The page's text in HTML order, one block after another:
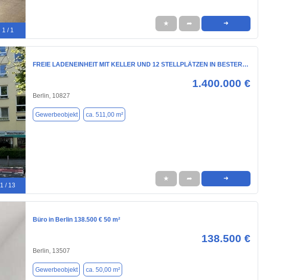
1 / 1
★ ➦ ➜
1 / 13
FREIE LADENEINHEIT MIT KELLER UND 12 STELLPLÄTZEN IN BESTER…
1.400.000 €
Berlin, 10827
Gewerbeobjekt ca. 511,00 m²
★ ➦ ➜
Büro in Berlin 138.500 € 50 m²
138.500 €
Berlin, 13507
Gewerbeobjekt ca. 50,00 m²